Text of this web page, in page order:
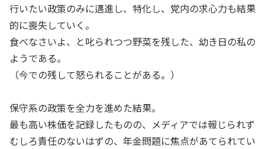
行いたい政策のみに邁進し、特化し、党内の求心力も結果
的に喪失していく。
食べなさいよ、と叱られつつ野菜を残した、幼き日の私の
ようである。
（今での残して怒られることがある。）
保守系の政策を全力を進めた結果。
最も高い株価を記録したものの、メディアでは報じられず
むしろ責任のないはずの、年金問題に焦点があてられてい